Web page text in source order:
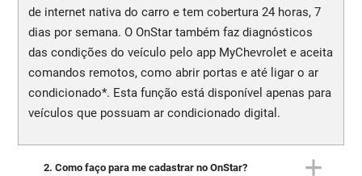
de internet nativa do carro e tem cobertura 24 horas, 7
dias por semana. O OnStar também faz diagnósticos
das condições do veículo pelo app MyChevrolet e aceita
comandos remotos, como abrir portas e até ligar o ar
condicionado*. Esta função está disponível apenas para
veículos que possuam ar condicionado digital.
2. Como faço para me cadastrar no OnStar?